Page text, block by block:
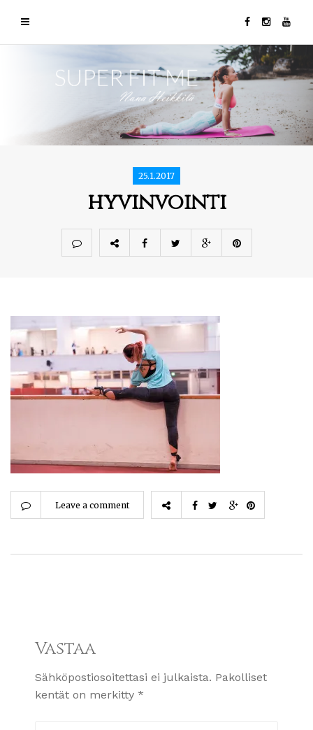
25.1.2017
hyvinvointi
Leave a comment
Vastaa
Sähköpostiosoitettasi ei julkaista. Pakolliset
kentät on merkitty *